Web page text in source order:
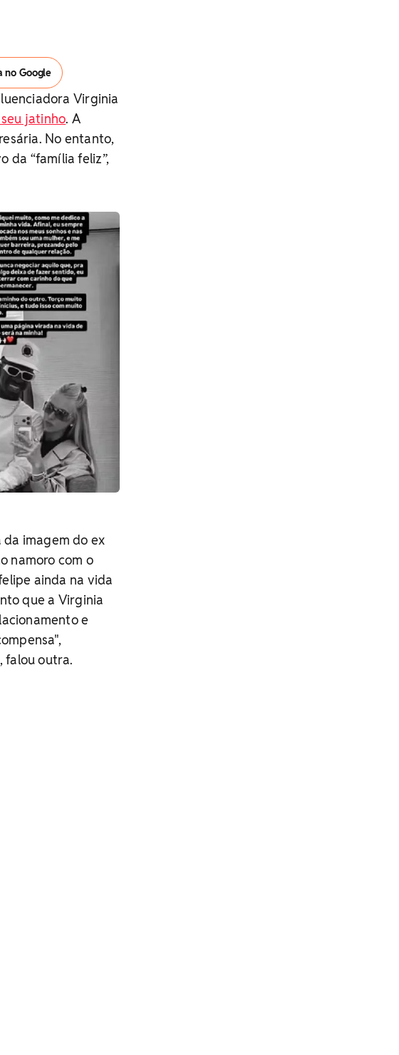
no Google
Virginia
jatinho. A
No entanto,
da “família feliz”,
imagem do ex
namoro com o
ainda na vida
que a Virginia
e
falou outra.